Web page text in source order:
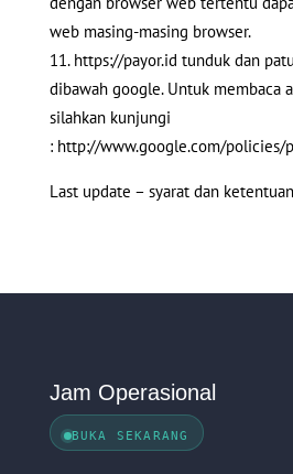
web masing-masing browser.
https://payor.id tunduk dan
dibawah google. Untuk membaca
silahkan kunjungi
: http://www.google.com/policies/
Last update – syarat dan
Jam Operasional
BUKA SEKARANG